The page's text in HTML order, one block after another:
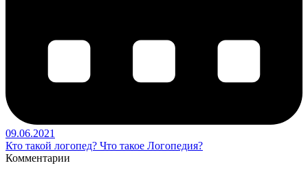
09.06.2021
Кто такой логопед? Что такое Логопедия?
Комментарии